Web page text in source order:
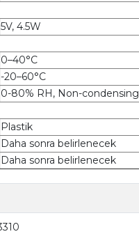
5V, 4.5W
0–40°C
-20–60°C
0-80% RH, Non-condensing
Plastik
Daha sonra belirlenecek
Daha sonra belirlenecek